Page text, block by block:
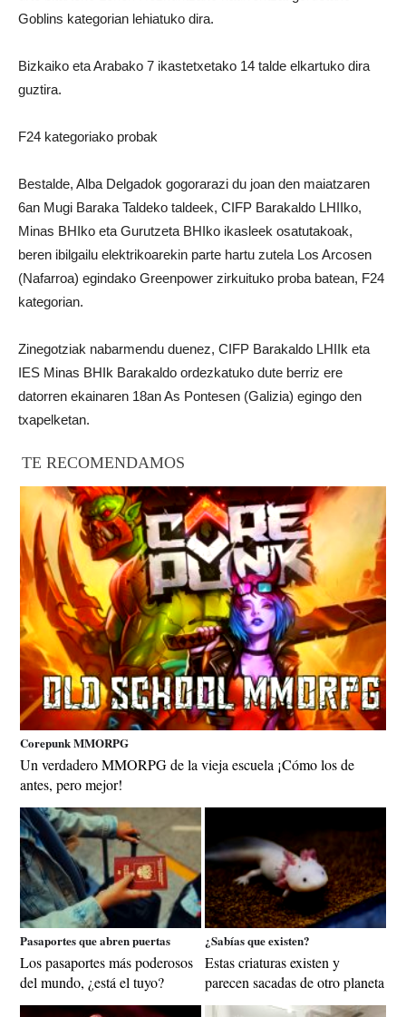
Goblins kategorian lehiatuko dira.
Bizkaiko eta Arabako 7 ikastetxetako 14 talde elkartuko dira
guztira.
F24 kategoriako probak
Bestalde, Alba Delgadok gogorarazi du joan den maiatzaren
6an Mugi Baraka Taldeko taldeek, CIFP Barakaldo LHIIko,
Minas BHIko eta Gurutzeta BHIko ikasleek osatutakoak,
beren ibilgailu elektrikoarekin parte hartu zutela Los Arcosen
(Nafarroa) egindako Greenpower zirkuituko proba batean, F24
kategorian.
Zinegotziak nabarmendu duenez, CIFP Barakaldo LHIIk eta
IES Minas BHIk Barakaldo ordezkatuko dute berriz ere
datorren ekainaren 18an As Pontesen (Galizia) egingo den
txapelketan.
TE RECOMENDAMOS
Corepunk MMORPG
Un verdadero MMORPG de la vieja escuela ¡Cómo los de
antes, pero mejor!
Pasaportes que abren puertas
Los pasaportes más poderosos
del mundo, ¿está el tuyo?
¿Sabías que existen?
Estas criaturas existen y
parecen sacadas de otro planeta